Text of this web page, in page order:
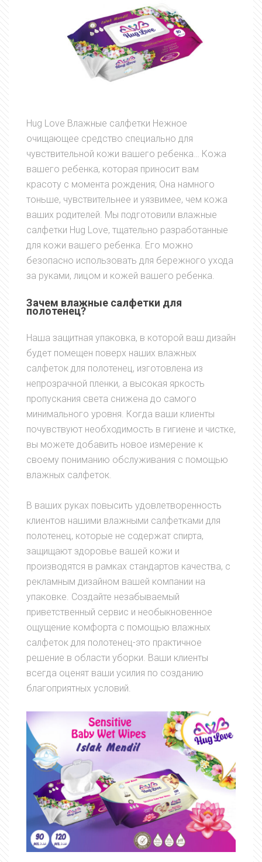
Hug Love Влажные салфетки Нежное
очищающее средство специально для
чувствительной кожи вашего ребенка… Кожа
вашего ребенка, которая приносит вам
красоту с момента рождения; Она намного
тоньше, чувствительнее и уязвимее, чем кожа
ваших родителей. Мы подготовили влажные
салфетки Hug Love, тщательно разработанные
для кожи вашего ребенка. Его можно
безопасно использовать для бережного ухода
за руками, лицом и кожей вашего ребенка.
Зачем влажные салфетки для
полотенец?
Наша защитная упаковка, в которой ваш дизайн
будет помещен поверх наших влажных
салфеток для полотенец, изготовлена из
непрозрачной пленки, а высокая яркость
пропускания света снижена до самого
минимального уровня. Когда ваши клиенты
почувствуют необходимость в гигиене и чистке,
вы можете добавить новое измерение к
своему пониманию обслуживания с помощью
влажных салфеток.
В ваших руках повысить удовлетворенность
клиентов нашими влажными салфетками для
полотенец, которые не содержат спирта,
защищают здоровье вашей кожи и
производятся в рамках стандартов качества, с
рекламным дизайном вашей компании на
упаковке. Создайте незабываемый
приветственный сервис и необыкновенное
ощущение комфорта с помощью влажных
салфеток для полотенец-это практичное
решение в области уборки. Ваши клиенты
всегда оценят ваши усилия по созданию
благоприятных условий.